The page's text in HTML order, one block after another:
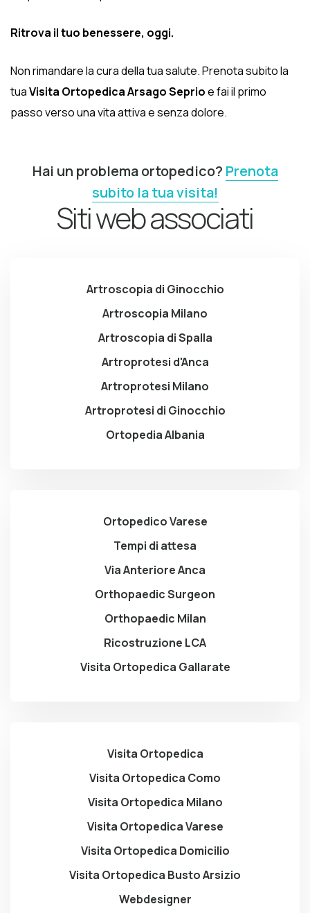
Ritrova il tuo benessere, oggi.
Non rimandare la cura della tua salute. Prenota subito la
tuaVisita Ortopedica Arsago Seprioe fai il primo
passo verso una vita attiva e senza dolore.
Hai un problema ortopedico? Prenota
subito la tua visita!
Siti web associati
Artroscopia di Ginocchio
Artroscopia Milano
Artroscopia di Spalla
Artroprotesi d'Anca
Artroprotesi Milano
Artroprotesi di Ginocchio
Ortopedia Albania
Ortopedico Varese
Tempi di attesa
Via Anteriore Anca
Orthopaedic Surgeon
Orthopaedic Milan
Ricostruzione LCA
Visita Ortopedica Gallarate
Visita Ortopedica
Visita Ortopedica Como
Visita Ortopedica Milano
Visita Ortopedica Varese
Visita Ortopedica Domicilio
Visita Ortopedica Busto Arsizio
Webdesigner